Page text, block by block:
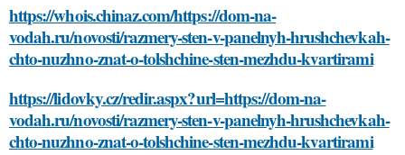
https://whois.chinaz.com/https://dom-na-
vodah.ru/novosti/razmery-sten-v-panelnyh-hrushchevkah-
chto-nuzhno-znat-o-tolshchine-sten-mezhdu-kvartirami
https://lidovky.cz/redir.aspx?url=https://dom-na-
vodah.ru/novosti/razmery-sten-v-panelnyh-hrushchevkah-
chto-nuzhno-znat-o-tolshchine-sten-mezhdu-kvartirami